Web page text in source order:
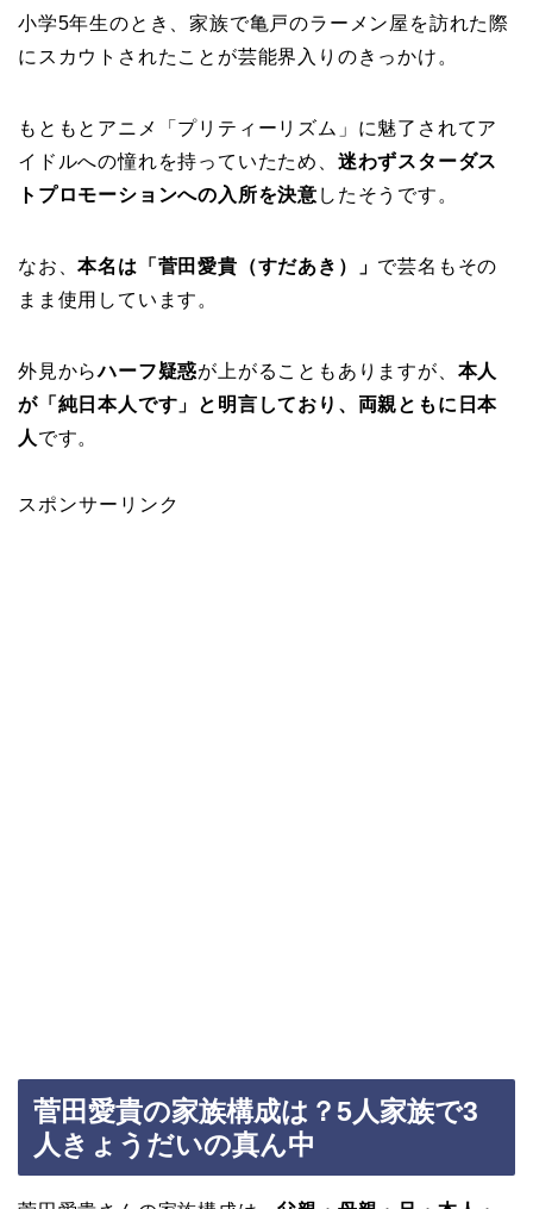
小学5年生のとき、家族で亀戸のラーメン屋を訪れた際
にスカウトされたことが芸能界入りのきっかけ。
もともとアニメ「プリティーリズム」に魅了されてア
イドルへの憧れを持っていたため、 迷わずスターダス
トプロモーションへの入所を決意 したそうです。
なお、本名は「菅田愛貴（すだあき）」 で芸名もその
まま使用しています。
外見からハーフ疑惑が上がることもありますが、 本人
が「純日本人です」と明言しており、両親ともに日本
人 です。
スポンサーリンク
菅田愛貴の家族構成は？5人家族で3
人きょうだいの真ん中